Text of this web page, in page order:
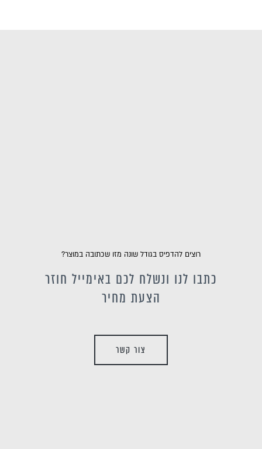
רוצים להדפיס בגודל שונה מזו שכתובה במוצר?
כתבו לנו ונשלח לכם באימייל חוזר
הצעת מחיר
צור קשר